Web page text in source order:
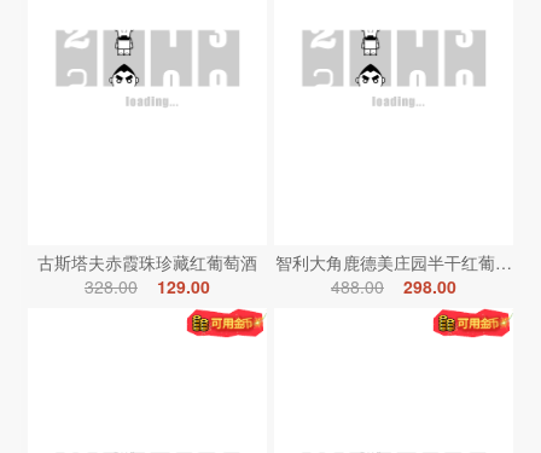
古斯塔夫赤霞珠珍藏红葡萄酒
328.00
129.00
智利大角鹿德美庄园半干红葡萄酒
488.00
298.00